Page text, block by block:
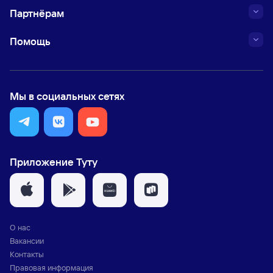
Партнёрам
Помощь
Мы в социальных сетях
Приложение Туту
О нас
Вакансии
Контакты
Правовая информация